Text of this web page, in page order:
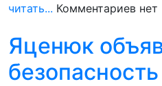
читать... Комментариев нет
Яценюк
безопасность